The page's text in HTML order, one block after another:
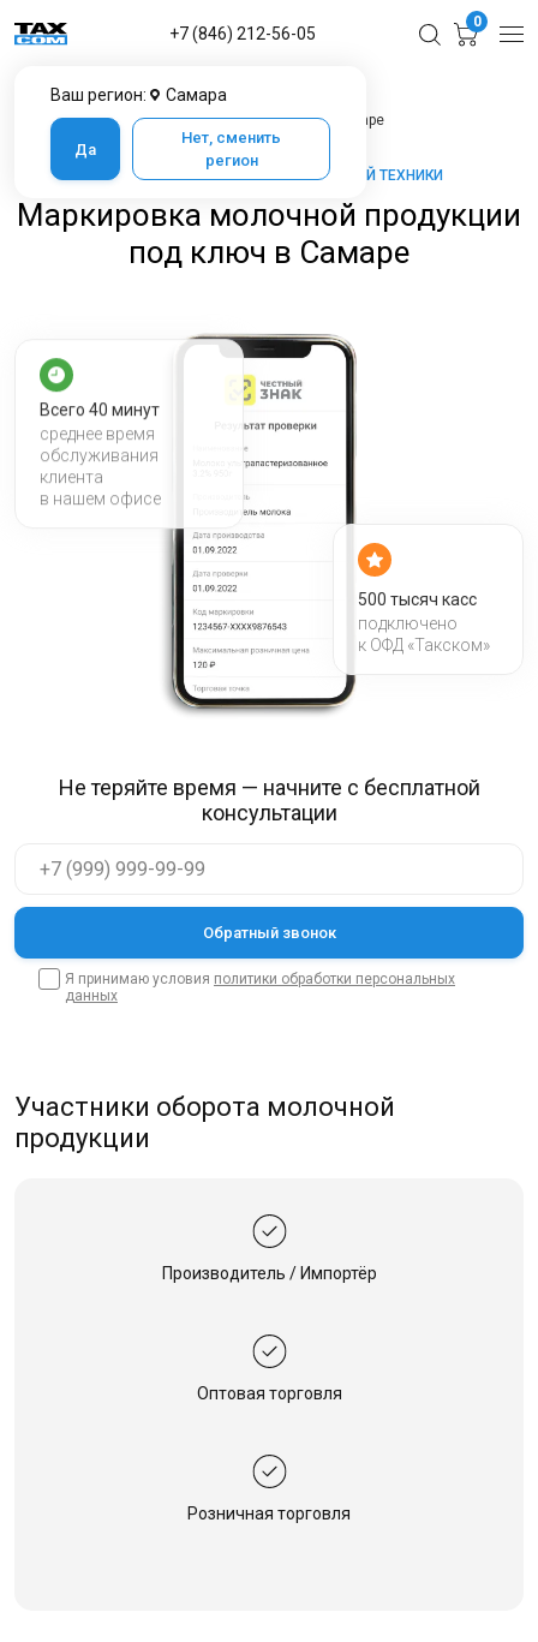
Ваш регион: Самара
Да
Нет, сменить
регион
+7 (846) 212-56-05
0
Главная
Услуги ЦТО
Маркировка молочной продукции под ключ в Самаре
ТАКСКОМ-КАССА — МАРКЕТ КАССОВОЙ ТЕХНИКИ
Маркировка молочной продукции
под ключ в Самаре
Не теряйте время — начните с бесплатной
консультации
Я принимаю условия политики обработки персональных
данных
Всего 40 минут
среднее время
обслуживания
клиента
в нашем офисе
500 тысяч касс
подключено
к ОФД «Такском»
Участники оборота молочной
продукции
Производитель / Импортёр
Оптовая торговля
Розничная торговля